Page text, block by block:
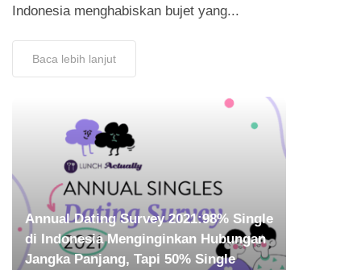
Indonesia menghabiskan bujet yang...
Baca lebih lanjut
Annual Dating Survey 2021:98% Single
di Indonesia Menginginkan Hubungan
Jangka Panjang, Tapi 50% Single